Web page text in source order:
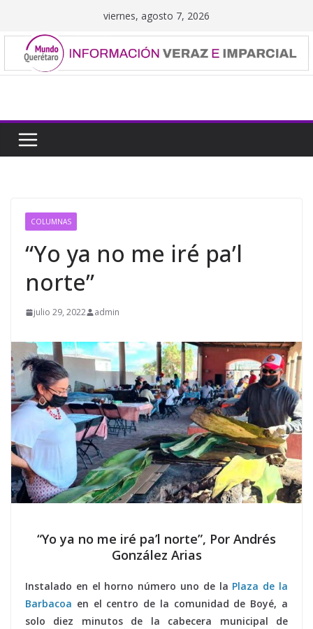
contenido
viernes, agosto 7, 2026
COLUMNAS
“Yo ya no me iré pa’l
norte”
julio 29, 2022 admin
“Yo ya no me iré pa’l norte”, Por Andrés
González Arias
Instalado en el horno número uno de la Plaza de la
Barbacoa en el centro de la comunidad de Boyé, a
solo diez minutos de la cabecera municipal de